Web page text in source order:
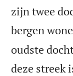
zijn twee
bergen
oudste
deze streek